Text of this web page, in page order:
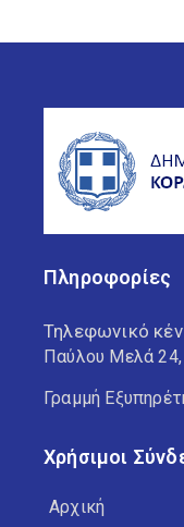
Πληροφορίες
Τηλεφωνικό
Παύλου Μελά
Γραμμή
Χρήσιμοι
Αρχική